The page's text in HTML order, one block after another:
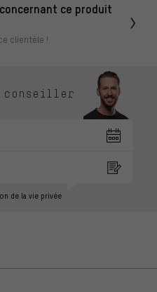
ce produit
clientèle !
de la vie privée